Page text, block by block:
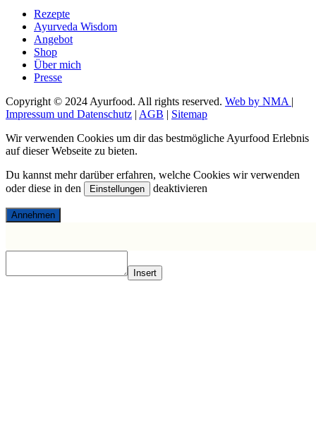
Rezepte
Ayurveda Wisdom
Angebot
Shop
Über mich
Presse
Copyright © 2024 Ayurfood. All rights reserved. Web by NMA |
Impressum und Datenschutz | AGB | Sitemap
Wir verwenden Cookies um dir das bestmögliche Ayurfood Erlebnis
auf dieser Webseite zu bieten.
Du kannst mehr darüber erfahren, welche Cookies wir verwenden
oder diese in den
Einstellungen deaktivieren
Annehmen
Insert